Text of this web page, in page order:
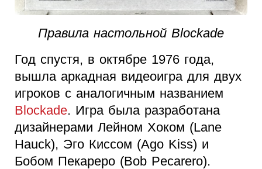
Правила настольной Blockade
Год спустя, в октябре 1976 года,
вышла аркадная видеоигра для двух
игроков с аналогичным названием
Blockade. Игра была разработана
дизайнерами Лейном Хоком (Lane
Hauck), Эго Киссом (Ago Kiss) и
Бобом Пекареро (Bob Pecarero).